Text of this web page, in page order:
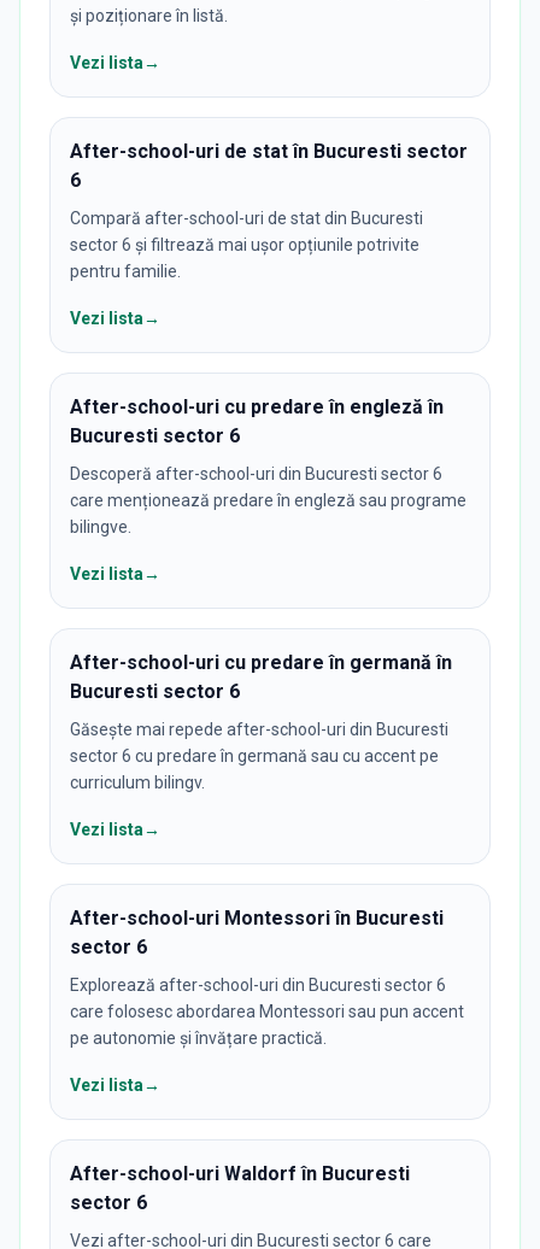
și poziționare în listă.
Vezi lista→
After-school-uri de stat în Bucuresti sector
6
Compară after-school-uri de stat din Bucuresti
sector 6 și filtrează mai ușor opțiunile potrivite
pentru familie.
Vezi lista→
After-school-uri cu predare în engleză în
Bucuresti sector 6
Descoperă after-school-uri din Bucuresti sector 6
care menționează predare în engleză sau programe
bilingve.
Vezi lista→
After-school-uri cu predare în germană în
Bucuresti sector 6
Găsește mai repede after-school-uri din Bucuresti
sector 6 cu predare în germană sau cu accent pe
curriculum bilingv.
Vezi lista→
After-school-uri Montessori în Bucuresti
sector 6
Explorează after-school-uri din Bucuresti sector 6
care folosesc abordarea Montessori sau pun accent
pe autonomie și învățare practică.
Vezi lista→
After-school-uri Waldorf în Bucuresti
sector 6
Vezi after-school-uri din Bucuresti sector 6 care